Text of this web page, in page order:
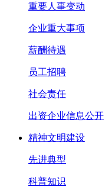
重要人事变动
企业重大事项
薪酬待遇
员工招聘
社会责任
出资企业信息公开
精神文明建设
先进典型
科普知识